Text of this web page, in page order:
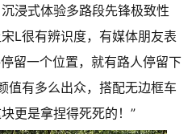
浸式体验多路段先锋极致性
L很有辨识度，有媒体朋友表
留一个位置，就有路人停留下
值有多么出众，搭配无边框车
更是拿捏得死死的！”